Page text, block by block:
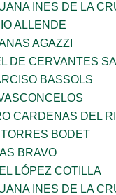
INES DE LA
ALLENDE
AGAZZI
DE CERVANTES
BASSOLS
CARDENAS DEL
BODET
BRAVO
LÓPEZ COTILLA
INES DE LA